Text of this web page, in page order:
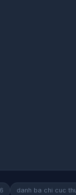
danh ba chi cuc